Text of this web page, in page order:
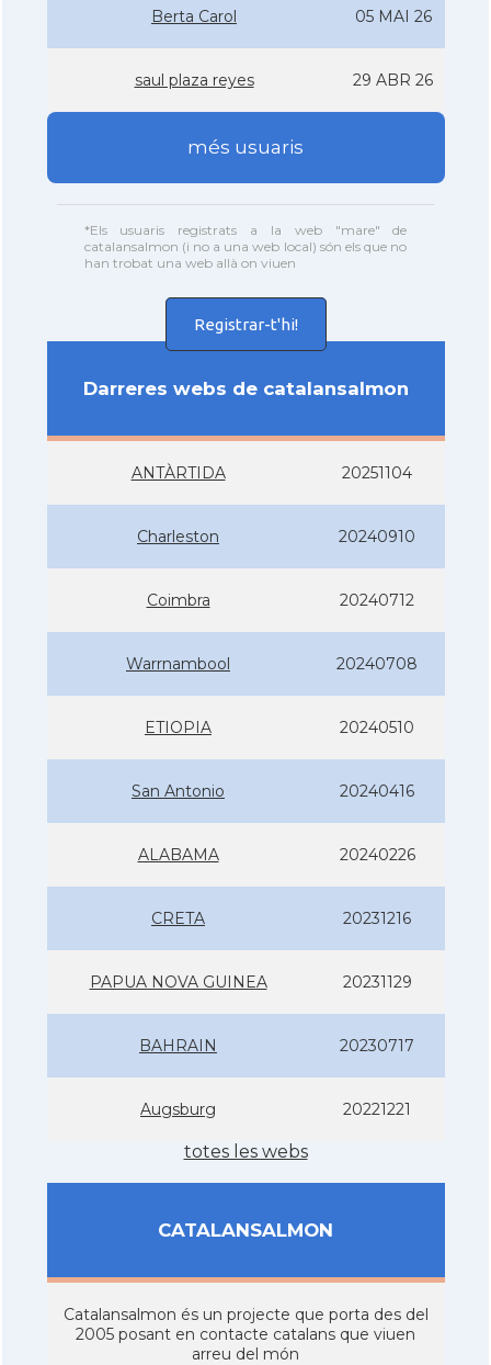
Berta Carol 05 MAI 26
saul plaza reyes 29 ABR 26
més usuaris
*Els usuaris registrats a la web "mare" de
catalansalmon (i no a una web local) són els que no
han trobat una web allà on viuen
Registrar-t'hi!
Darreres webs de catalansalmon
ANTÀRTIDA 20251104
Charleston 20240910
Coimbra 20240712
Warrnambool 20240708
ETIOPIA 20240510
San Antonio 20240416
ALABAMA 20240226
CRETA 20231216
PAPUA NOVA GUINEA 20231129
BAHRAIN 20230717
Augsburg 20221221
totes les webs
CATALANSALMON
Catalansalmon és un projecte que porta des del
2005 posant en contacte catalans que viuen
arreu del món